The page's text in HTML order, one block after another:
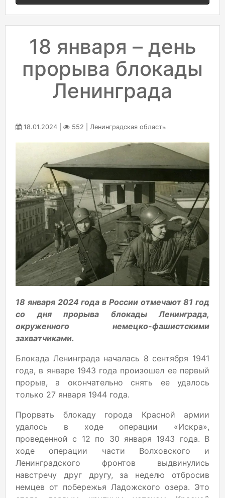
18 января – день
прорыва блокады
Ленинграда
18.01.2024 | 552 | Ленинградская область
18 января 2024 года в России отмечают 81 год
со дня прорыва блокады Ленинграда,
окруженного немецко-фашистскими
захватчиками.
Блокада Ленинграда началась 8 сентября 1941
года, в январе 1943 года произошел ее первый
прорыв, а окончательно снять ее удалось
только 27 января 1944 года.
Прорвать блокаду города Красной армии
удалось в ходе операции «Искра»,
проведенной с 12 по 30 января 1943 года. В
ходе операции части Волховского и
Ленинградского фронтов выдвинулись
навстречу друг другу, за неделю отбросив
немцев от побережья Ладожского озера. Это